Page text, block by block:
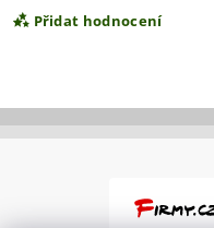
Přidat hodnocení